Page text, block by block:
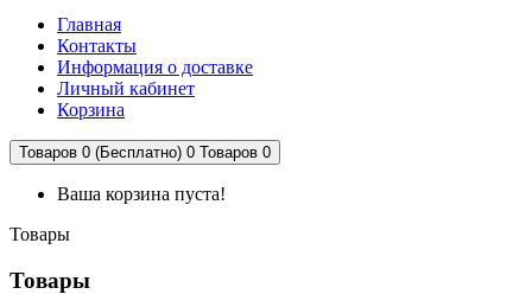
Главная
Контакты
Информация о доставке
Личный кабинет
Корзина
Товаров 0 (Бесплатно) 0 Товаров 0
Ваша корзина пуста!
Товары
Товары